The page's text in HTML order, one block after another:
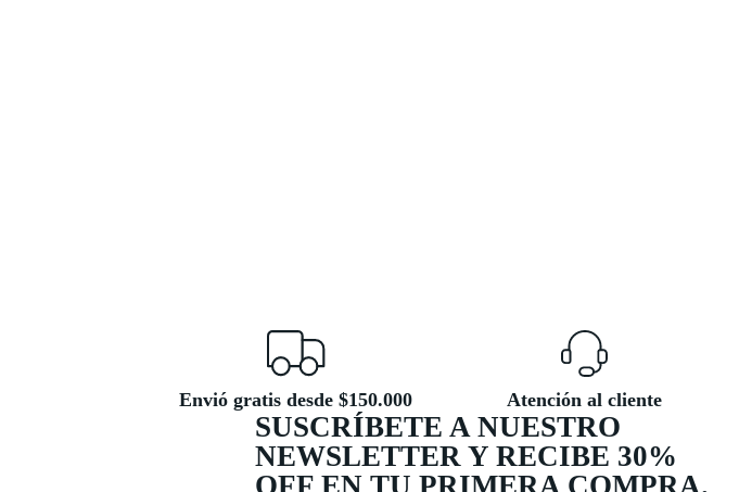
Envió gratis desde $150.000 Atención al cliente
SUSCRÍBETE A NUESTRO
NEWSLETTER Y RECIBE 30%